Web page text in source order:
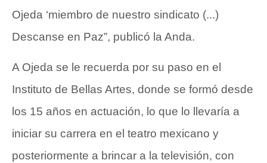
Ojeda ‘miembro de nuestro sindicato (...)
Descanse en Paz”, publicó la Anda.
A Ojeda se le recuerda por su paso en el
Instituto de Bellas Artes, donde se formó desde
los 15 años en actuación, lo que lo llevaría a
iniciar su carrera en el teatro mexicano y
posteriormente a brincar a la televisión, con